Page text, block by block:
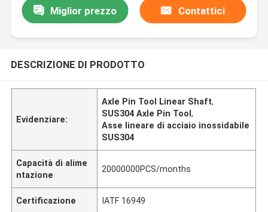
Miglior prezzo Contattici
DESCRIZIONE DI PRODOTTO
Evidenziare:
Axle Pin Tool Linear Shaft,
SUS304 Axle Pin Tool,
Asse lineare di acciaio inossidabile
SUS304
Capacità di alime
ntazione
20000000PCS/months
Certificazione IATF 16949